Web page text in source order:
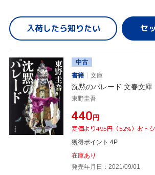
入荷したら知りたい
中古
書籍
文庫
沈黙のパレード 文春文庫
東野圭吾
¥440円
定価より495円（52%）おトク
獲得ポイント 4P
在庫あり
発売年月日：2021/09/01